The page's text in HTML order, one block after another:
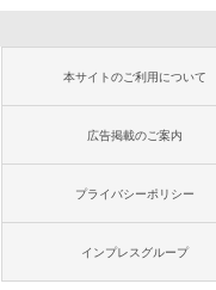
本サイトのご利用について
広告掲載のご案内
プライバシーポリシー
インプレスグループ